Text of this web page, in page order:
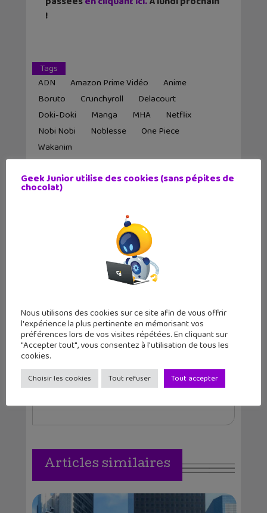
!
Tags
ADN
Amazon Prime Vidéo
Anime
Boruto
Crunchyroll
Delacourt
Doki-Doki
Manga MHA
Netflix
Nobi Nobi
Noblesse
One Piece
Wakanim
Article précédent Article suivant
Solène Kutzner
Passionnée par l'univers des animés, j'aime
Articles similaires
Geek Junior utilise des cookies (sans pépites de
chocolat)
Nous utilisons des cookies sur ce site afin de vous offrir
l'expérience la plus pertinente en mémorisant vos
préférences lors de vos visites répétées. En cliquant sur
"Accepter tout", vous consentez à l'utilisation de tous les
cookies.
Choisir les cookies Tout refuser Tout accepter